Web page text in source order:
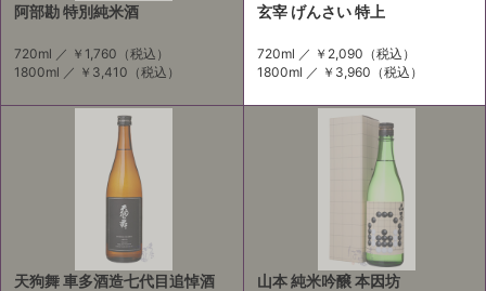
阿部勘 特別純米酒
720ml ／ ￥1,760 （税込）
1800ml ／ ￥3,410 （税込）
玄宰 げんさい 特上
720ml ／ ￥2,090 （税込）
1800ml ／ ￥3,960 （税込）
天狗舞 車多酒造七代目追悼酒
山本 純米吟醸 本因坊